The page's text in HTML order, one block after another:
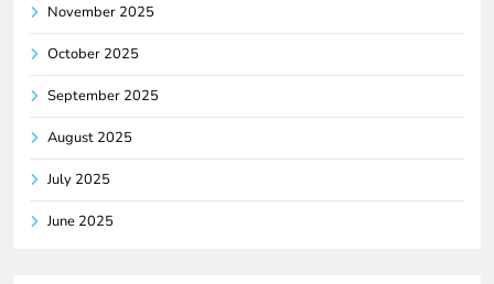
November 2025
October 2025
September 2025
August 2025
July 2025
June 2025